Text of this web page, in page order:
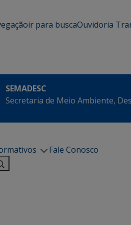
ir para buscaOuvidoria
SEMADESC
Secretaria de Meio Ambiente,
Fale Conosco